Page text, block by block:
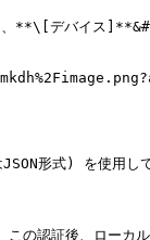
、**\[デバイス
形式) を使用して
認証後、ローカ